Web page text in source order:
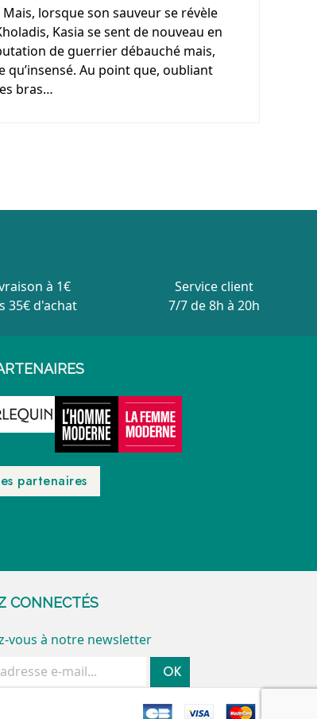
lorsque son sauveur se révèle
Kasia se sent de nouveau en
de guerrier débauché mais,
Au point que, oubliant
bras…
à 1€
35€ d'achat
Service client
7/7 de 8h à 20h
partenaires
CONNECTÉS
vous à notre newsletter
OK